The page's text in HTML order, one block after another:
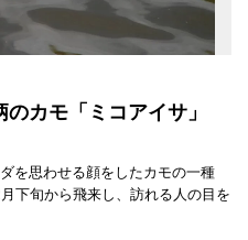
のカモ「ミコアイサ」
を思わせる顔をしたカモの一種
下旬から飛来し、訪れる人の目を